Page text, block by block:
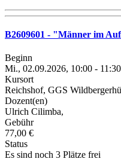
B2609601 - "Männer im
Beginn
Mi., 02.09.2026, 10:00 -
Kursort
Reichshof, GGS
Dozent(en)
Ulrich Cilimba,
Gebühr
77,00 €
Status
Es sind noch 3 Plätze frei